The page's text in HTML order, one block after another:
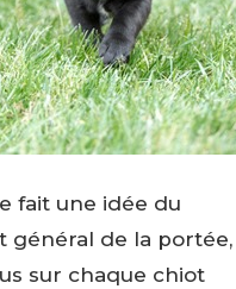
fait une idée du
général de la portée,
sur chaque chiot